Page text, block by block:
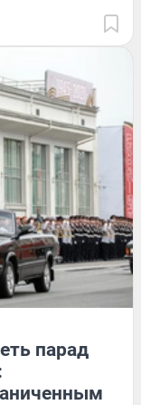
парад